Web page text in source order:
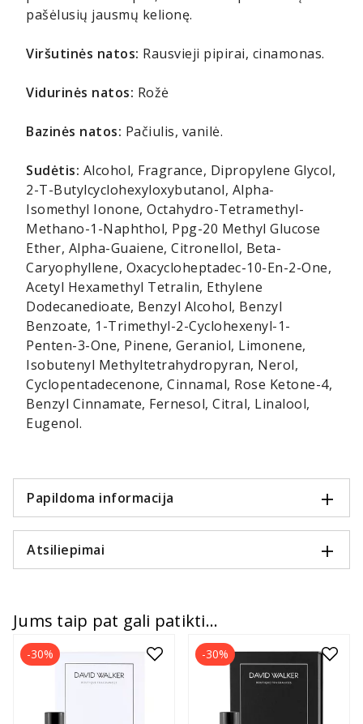
pašėlusių jausmų kelionę.
Viršutinės natos: Rausvieji pipirai, cinamonas.
Vidurinės natos: Rožė
Bazinės natos: Pačiulis, vanilė.
Sudėtis: Alcohol, Fragrance, Dipropylene Glycol,
2-T-Butylcyclohexyloxybutanol, Alpha-
Isomethyl Ionone, Octahydro-Tetramethyl-
Methano-1-Naphthol, Ppg-20 Methyl Glucose
Ether, Alpha-Guaiene, Citronellol, Beta-
Caryophyllene, Oxacycloheptadec-10-En-2-One,
Acetyl Hexamethyl Tetralin, Ethylene
Dodecanedioate, Benzyl Alcohol, Benzyl
Benzoate, 1-Trimethyl-2-Cyclohexenyl-1-
Penten-3-One, Pinene, Geraniol, Limonene,
Isobutenyl Methyltetrahydropyran, Nerol,
Cyclopentadecenone, Cinnamal, Rose Ketone-4,
Benzyl Cinnamate, Fernesol, Citral, Linalool,
Eugenol.
Papildoma informacija
Atsiliepimai
Jums taip pat gali patikti...
-30% -30%